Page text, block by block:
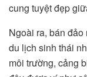
cung tuyệt đẹp
Ngoài ra, bán
du lịch sinh thái
môi trường, cảng